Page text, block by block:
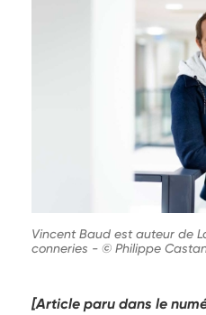
Vincent Baud est auteur de
conneries - © Philippe
[Article paru dans le